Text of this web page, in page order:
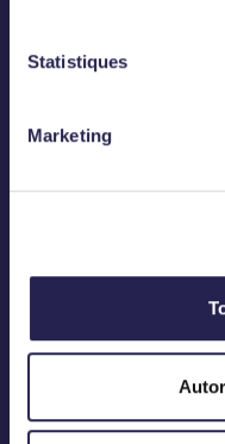
Statistiques
Marketing
12, Rond-